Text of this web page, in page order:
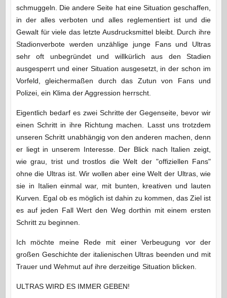
schmuggeln. Die andere Seite hat eine Situation geschaffen,
in der alles verboten und alles reglementiert ist und die
Gewalt für viele das letzte Ausdrucksmittel bleibt. Durch ihre
Stadionverbote werden unzählige junge Fans und Ultras
sehr oft unbegründet und willkürlich aus den Stadien
ausgesperrt und einer Situation ausgesetzt, in der schon im
Vorfeld, gleichermaßen durch das Zutun von Fans und
Polizei, ein Klima der Aggression herrscht.
Eigentlich bedarf es zwei Schritte der Gegenseite, bevor wir
einen Schritt in ihre Richtung machen. Lasst uns trotzdem
unseren Schritt unabhängig von den anderen machen, denn
er liegt in unserem Interesse. Der Blick nach Italien zeigt,
wie grau, trist und trostlos die Welt der "offiziellen Fans"
ohne die Ultras ist. Wir wollen aber eine Welt der Ultras, wie
sie in Italien einmal war, mit bunten, kreativen und lauten
Kurven. Egal ob es möglich ist dahin zu kommen, das Ziel ist
es auf jeden Fall Wert den Weg dorthin mit einem ersten
Schritt zu beginnen.
Ich möchte meine Rede mit einer Verbeugung vor der
großen Geschichte der italienischen Ultras beenden und mit
Trauer und Wehmut auf ihre derzeitige Situation blicken.
ULTRAS WIRD ES IMMER GEBEN!